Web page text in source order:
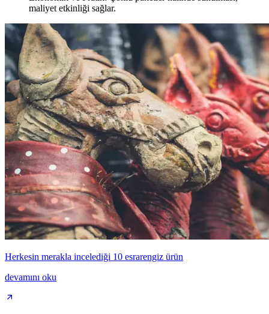
maliyet etkinliği sağlar.
Herkesin merakla incelediği 10 esrarengiz ürün
devamını oku